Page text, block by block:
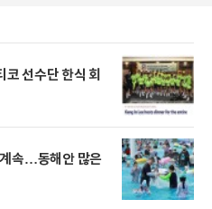
선수단 한식 회
속…동해안 많은